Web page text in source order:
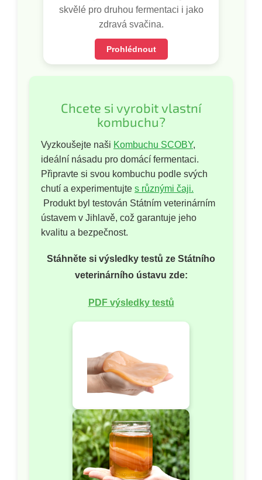
skvělé pro druhou fermentaci i jako
zdravá svačina.
Prohlédnout
Chcete si vyrobit vlastní
kombuchu?
Vyzkoušejte naši Kombuchu SCOBY,
ideální násadu pro domácí fermentaci.
Připravte si svou kombuchu podle svých
chutí a experimentujte s různými čaji.
Produkt byl testován Státním veterinárním
ústavem v Jihlavě, což garantuje jeho
kvalitu a bezpečnost.
Stáhněte si výsledky testů ze Státního
veterinárního ústavu zde:
PDF výsledky testů